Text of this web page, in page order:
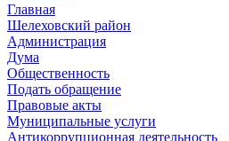
Главная
Шелеховский район
Администрация
Дума
Общественность
Подать обращение
Правовые акты
Муниципальные услуги
Антикоррупционная деятельность